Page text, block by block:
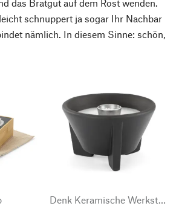
das Bratgut auf dem Rost wenden.
schnuppert ja sogar Ihr Nachbar
nämlich. In diesem Sinne: schön,